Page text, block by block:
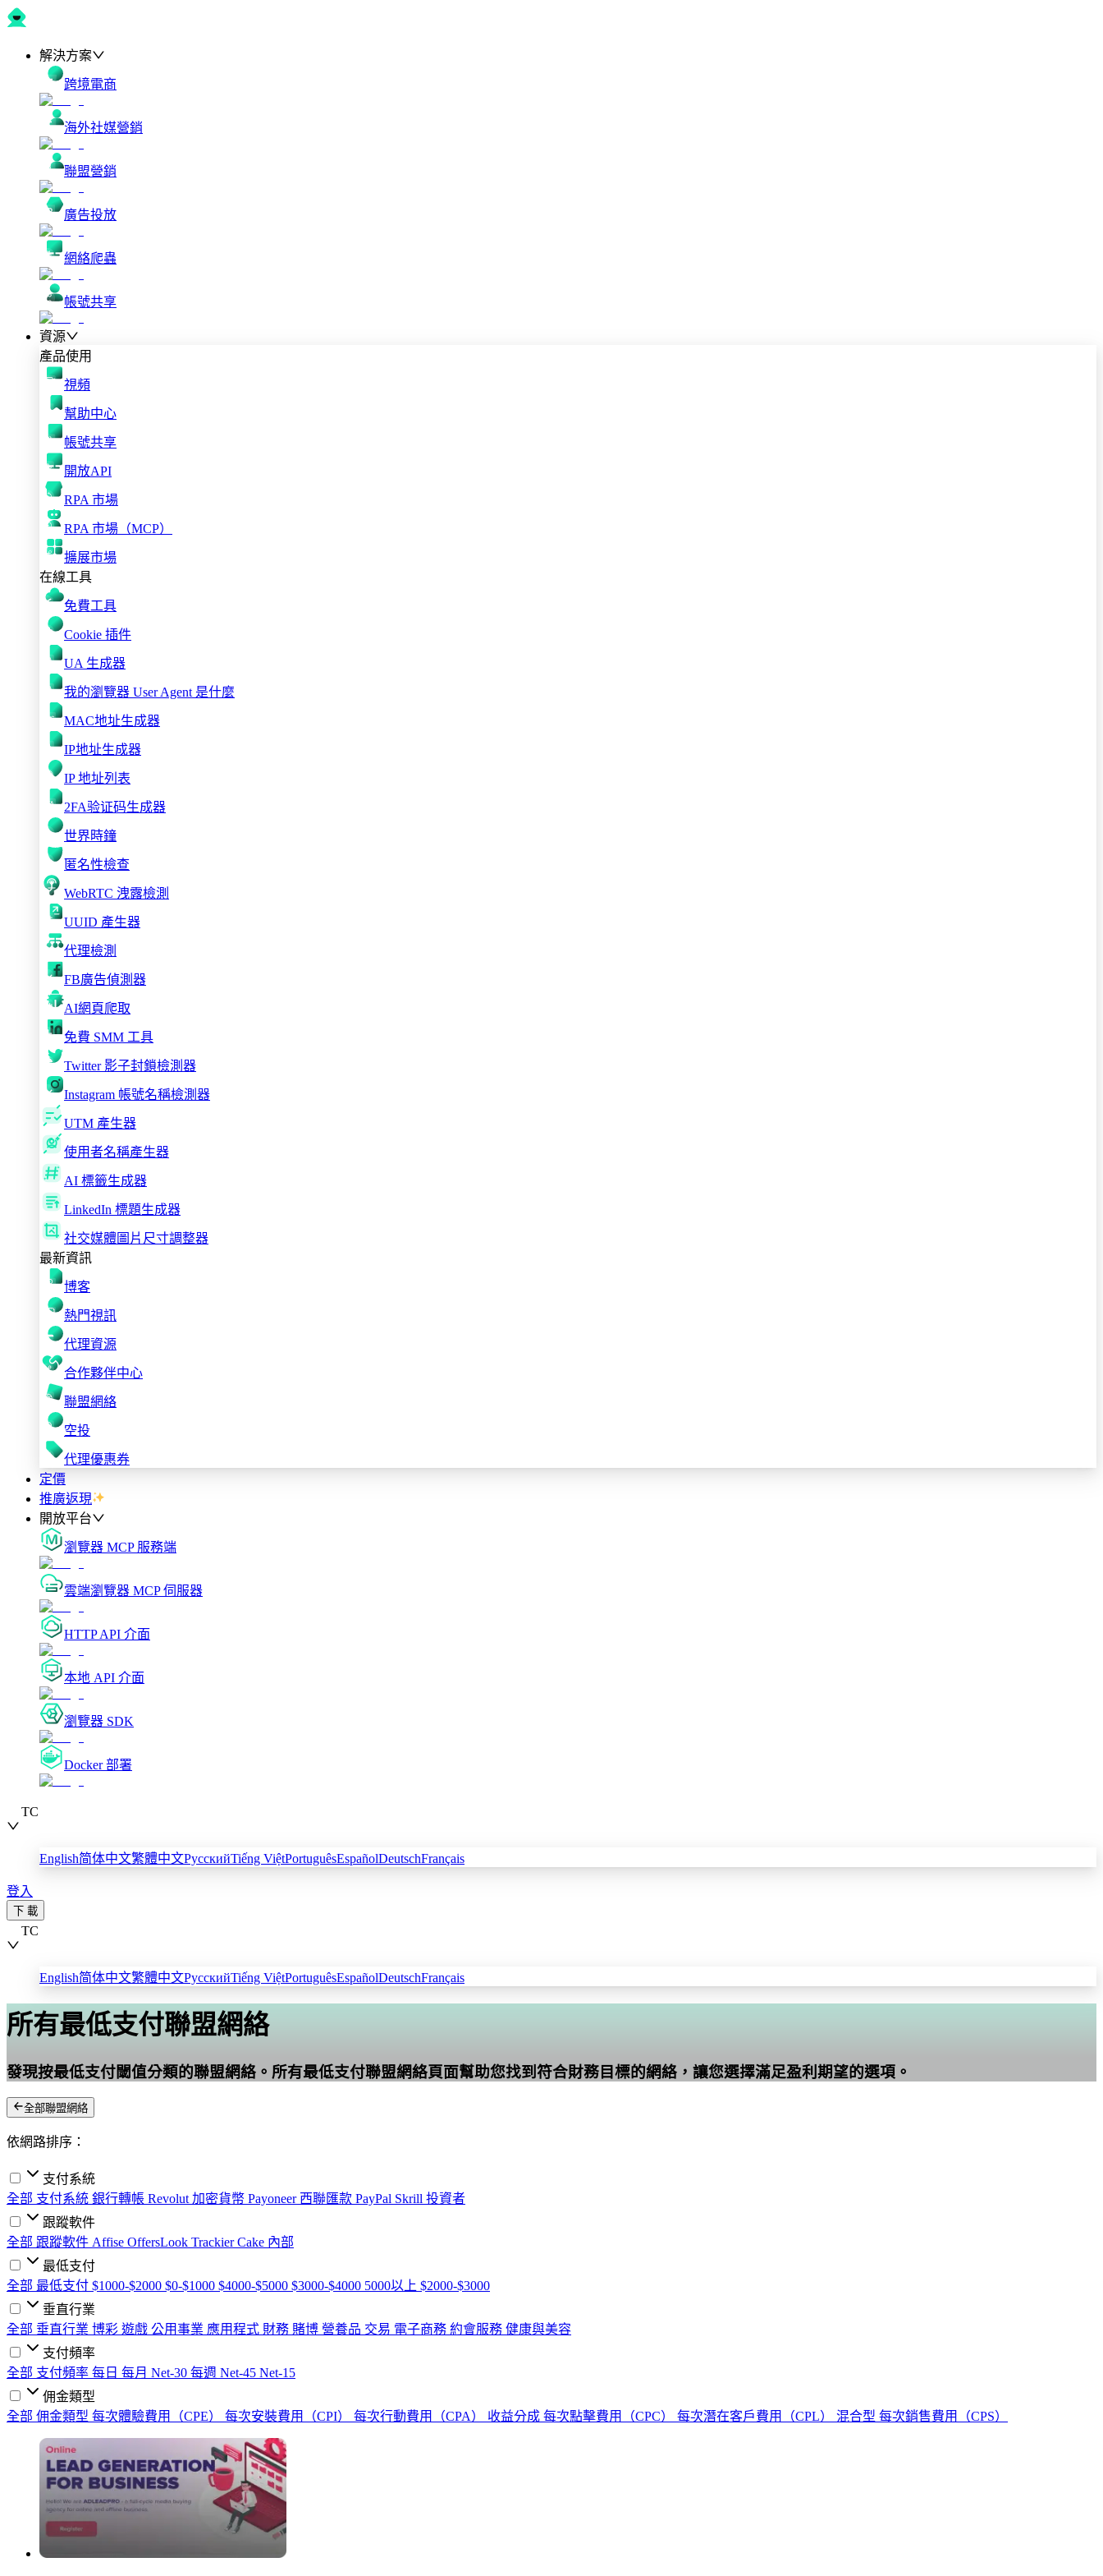
解決方案
跨境電商
海外社媒營銷
聯盟營銷
廣告投放
網絡爬蟲
帳號共享
資源
產品使用
視頻
幫助中心
帳號共享
開放API
RPA 市場
RPA 市場（MCP）
擴展市場
在線工具
免費工具
Cookie 插件
UA 生成器
我的瀏覽器 User Agent 是什麼
MAC地址生成器
IP地址生成器
IP 地址列表
2FA验证码生成器
世界時鐘
匿名性檢查
WebRTC 洩露檢測
UUID 產生器
代理檢測
FB廣告偵測器
AI網頁爬取
免費 SMM 工具
Twitter 影子封鎖檢測器
Instagram 帳號名稱檢測器
UTM 產生器
使用者名稱產生器
AI 標籤生成器
LinkedIn 標題生成器
社交媒體圖片尺寸調整器
最新資訊
博客
熱門視訊
代理資源
合作夥伴中心
聯盟網絡
空投
代理優惠券
定價
推廣返現
開放平台
瀏覽器 MCP 服務端
雲端瀏覽器 MCP 伺服器
HTTP API 介面
本地 API 介面
瀏覽器 SDK
Docker 部署
TC
English简体中文繁體中文РусскийTiếng ViệtPortuguêsEspañolDeutschFrançais
登入
下 載
TC
English简体中文繁體中文РусскийTiếng ViệtPortuguêsEspañolDeutschFrançais
所有最低支付聯盟網絡
發現按最低支付閾值分類的聯盟網絡。所有最低支付聯盟網絡頁面幫助您找到符合財務目標的網絡，讓您選擇滿足盈利期望的選項。
全部聯盟網絡
依網路排序：
支付系統
全部 支付系統 銀行轉帳 Revolut 加密貨幣 Payoneer 西聯匯款 PayPal Skrill 投資者
跟蹤軟件
全部 跟蹤軟件 Affise OffersLook TrackierCake 內部
最低支付
全部 最低支付 $1000-$2000 $0-$1000 $4000-$5000 $3000-$4000 5000以上 $2000-$3000
垂直行業
全部 垂直行業 博彩 遊戲 公用事業 應用程式 財務 賭博 營養品 交易 電子商務 約會服務 健康與美容
支付頻率
全部 支付頻率 每日 每月 Net-30 每週 Net-45 Net-15
佣金類型
全部 佣金類型 每次體驗費用（CPE） 每次安裝費用（CPI） 每次行動費用（CPA） 收益分成 每次點擊費用（CPC） 每次潛在客戶費用（CPL） 混合型 每次銷售費用（CPS）